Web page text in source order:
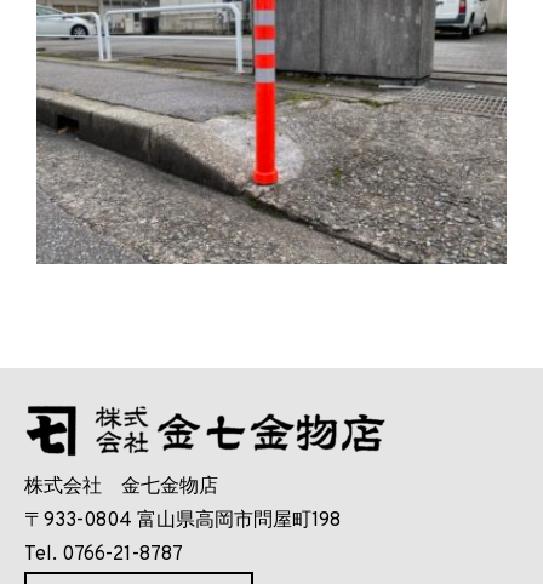
株式会社 金七金物店
〒933-0804 富山県高岡市問屋町198
Tel. 0766-21-8787